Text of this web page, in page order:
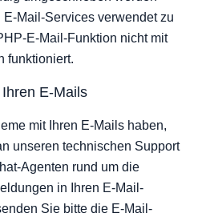
Mail-Services verwendet zu
E-Mail-Funktion nicht mit
funktioniert.
E-Mails
mit Ihren E-Mails haben,
unseren technischen Support
Agenten rund um die
in Ihren E-Mail-
Sie bitte die E-Mail-